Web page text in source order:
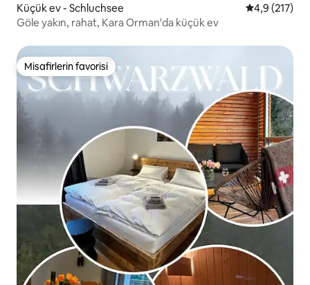
Küçük ev - Schluchsee 5 üzerinden
4,9 (217)
Göle yakın, rahat, Kara Orman'da küçük ev
Misafirlerin favorisi
Misafirlerin favorisi